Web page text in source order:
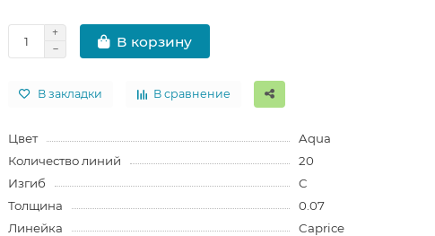
В корзину
В закладки В сравнение
Цвет
Aqua
Количество линий
20
Изгиб
C
Толщина
0.07
Линейка
Caprice